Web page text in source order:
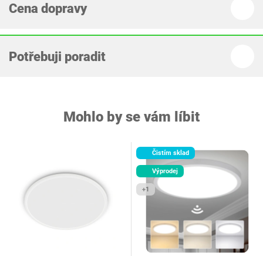
Cena dopravy
Potřebuji poradit
Mohlo by se vám líbit
Čistím sklad
Výprodej
+1